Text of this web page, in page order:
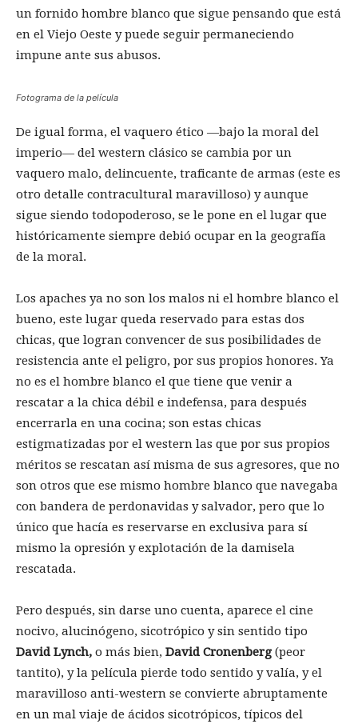
un fornido hombre blanco que sigue pensando que está
en el Viejo Oeste y puede seguir permaneciendo
impune ante sus abusos.
Fotograma de la película
De igual forma, el vaquero ético —bajo la moral del
imperio— del western clásico se cambia por un
vaquero malo, delincuente, traficante de armas (este es
otro detalle contracultural maravilloso) y aunque
sigue siendo todopoderoso, se le pone en el lugar que
históricamente siempre debió ocupar en la geografía
de la moral.
Los apaches ya no son los malos ni el hombre blanco el
bueno, este lugar queda reservado para estas dos
chicas, que logran convencer de sus posibilidades de
resistencia ante el peligro, por sus propios honores. Ya
no es el hombre blanco el que tiene que venir a
rescatar a la chica débil e indefensa, para después
encerrarla en una cocina; son estas chicas
estigmatizadas por el western las que por sus propios
méritos se rescatan así misma de sus agresores, que no
son otros que ese mismo hombre blanco que navegaba
con bandera de perdonavidas y salvador, pero que lo
único que hacía es reservarse en exclusiva para sí
mismo la opresión y explotación de la damisela
rescatada.
Pero después, sin darse uno cuenta, aparece el cine
nocivo, alucinógeno, sicotrópico y sin sentido tipo
David Lynch, o más bien, David Cronenberg(peor
tantito), y la película pierde todo sentido y valía, y el
maravilloso anti-western se convierte abruptamente
en un mal viaje de ácidos sicotrópicos, típicos del